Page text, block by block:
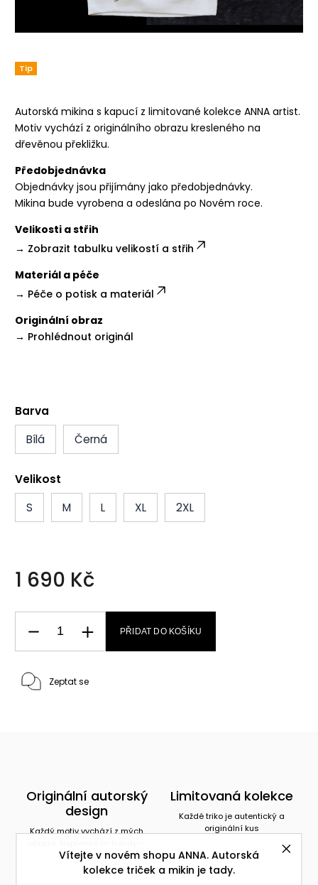
Vítejte v novém shopu ANNA. Autorská
kolekce triček a mikin je tady.
Autorská mikina s kapucí z limitované kolekce ANNA artist.
Motiv vychází z originálního obrazu kresleného na
dřevěnou překližku.
Předobjednávka
Objednávky jsou přijímány jako předobjednávky.
Mikina bude vyrobena a odeslána po Novém roce.
Velikosti a střih
→ Zobrazit tabulku velikostí a střih
Materiál a péče
→ Péče o potisk a materiál
Originální obraz
→ Prohlédnout originál
Tip
Barva
Bílá
Černá
Velikost
S
M L XL 2XL
1 690 Kč
PŘIDAT DO KOŠÍKU
Zeptat se
Originální autorský
design
Každý motiv vychází z mých
tvořím vlastní.
Limitovaná kolekce
Každé triko je autentický a
originální kus